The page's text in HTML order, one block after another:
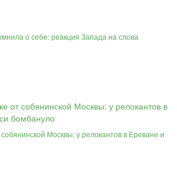
о себе: реакция Запада на слова
Москвы: у релокантов в Ереване и